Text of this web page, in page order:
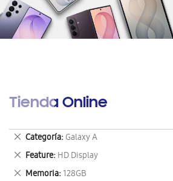
Tienda Online
Categoría Galaxy A
Eliminar
este
artículo
Feature HD Display
Eliminar
este
Memoria 128GB
Eliminar